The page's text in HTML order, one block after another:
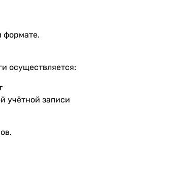
формате.
осуществляется:
учётной записи